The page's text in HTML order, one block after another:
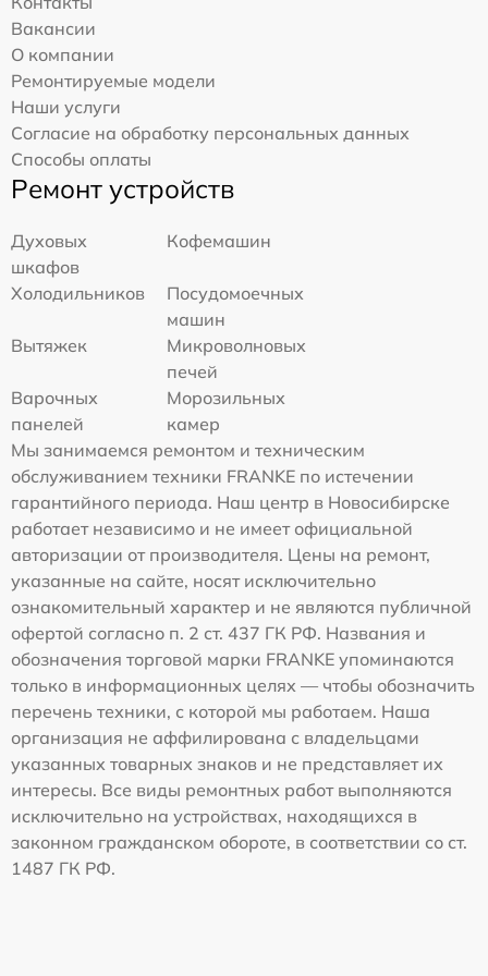
Вакансии
О компании
Ремонтируемые модели
Наши услуги
Согласие на обработку персональных данных
Способы оплаты
Ремонт устройств
Духовых
шкафов
Кофемашин
Холодильников
Посудомоечных
машин
Вытяжек
Микроволновых
печей
Варочных
панелей
Морозильных
камер
Мы занимаемся ремонтом и техническим
обслуживанием техники FRANKE по истечении
гарантийного периода. Наш центр в Новосибирске
работает независимо и не имеет официальной
авторизации от производителя. Цены на ремонт,
указанные на сайте, носят исключительно
ознакомительный характер и не являются публичной
офертой согласно п. 2 ст. 437 ГК РФ. Названия и
обозначения торговой марки FRANKE упоминаются
только в информационных целях — чтобы обозначить
перечень техники, с которой мы работаем. Наша
организация не аффилирована с владельцами
указанных товарных знаков и не представляет их
интересы. Все виды ремонтных работ выполняются
исключительно на устройствах, находящихся в
законном гражданском обороте, в соответствии со ст.
1487 ГК РФ.